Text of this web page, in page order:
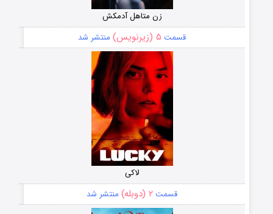
زن متاهل آدمکش
قسمت ۵ (زیرنویس) منتشر شد
لاکی
قسمت ۲ (دوبله) منتشر شد